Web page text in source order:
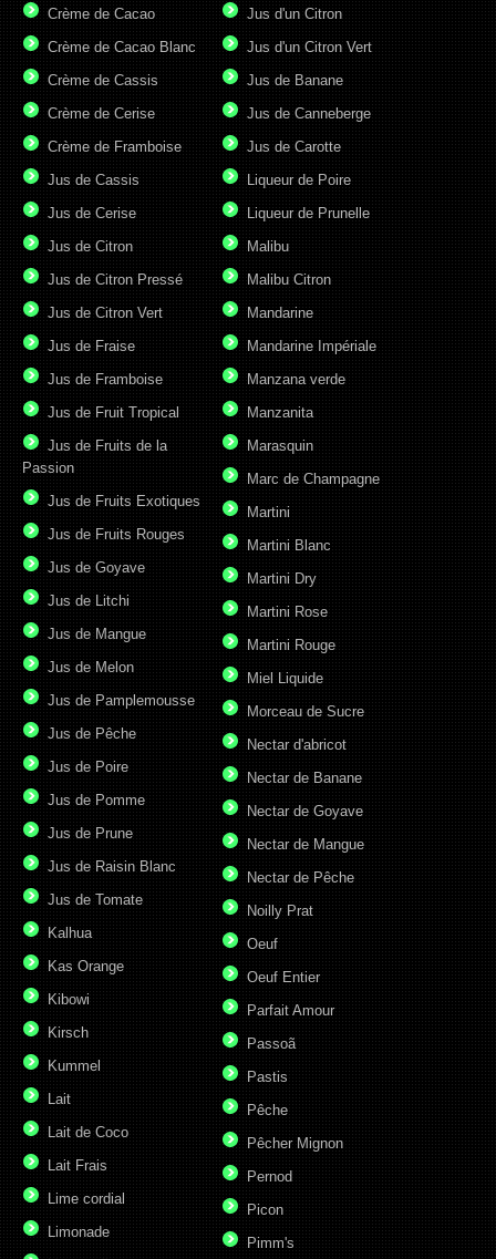
Crème de Cacao
Crème de Cacao Blanc
Crème de Cassis
Crème de Cerise
Crème de Framboise
Jus d'un Citron
Jus d'un Citron Vert
Jus de Banane
Jus de Canneberge
Jus de Carotte
Jus de Cassis
Jus de Cerise
Jus de Citron
Jus de Citron Pressé
Jus de Citron Vert
Jus de Fraise
Jus de Framboise
Jus de Fruit Tropical
Jus de Fruits de la
Passion
Jus de Fruits Exotiques
Jus de Fruits Rouges
Jus de Goyave
Jus de Litchi
Jus de Mangue
Jus de Melon
Jus de Pamplemousse
Jus de Pêche
Jus de Poire
Jus de Pomme
Jus de Prune
Jus de Raisin Blanc
Jus de Tomate
Kalhua
Kas Orange
Kibowi
Kirsch
Kummel
Lait
Lait de Coco
Lait Frais
Lime cordial
Limonade
Liqueur de Poire
Liqueur de Prunelle
Malibu
Malibu Citron
Mandarine
Mandarine Impériale
Manzana verde
Manzanita
Marasquin
Marc de Champagne
Martini
Martini Blanc
Martini Dry
Martini Rose
Martini Rouge
Miel Liquide
Morceau de Sucre
Nectar d'abricot
Nectar de Banane
Nectar de Goyave
Nectar de Mangue
Nectar de Pêche
Noilly Prat
Oeuf
Oeuf Entier
Parfait Amour
Passoã
Pastis
Pêche
Pêcher Mignon
Pernod
Picon
Pimm's